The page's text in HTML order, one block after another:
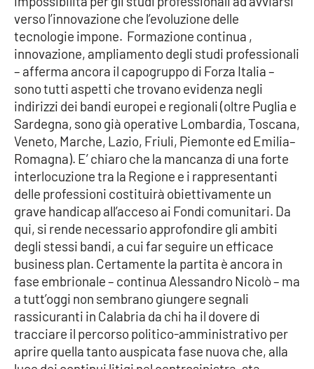
Le perfidie di Antonella Grippo
Venti di comunicazione
STREAMING
LaC TV
LaC Network
LaC OnAir
EDIZIONI
LOCALI
Catanzaro
Crotone
Vibo Valentia
verso l’innovazione che l’evoluzione delle
tecnologie impone. Formazione continua ,
innovazione, ampliamento degli studi professionali
– afferma ancora il capogruppo di Forza Italia –
sono tutti aspetti che trovano evidenza negli
indirizzi dei bandi europei e regionali (oltre Puglia e
Sardegna, sono già operative Lombardia, Toscana,
Veneto, Marche, Lazio, Friuli, Piemonte ed Emilia–
Romagna). E’ chiaro che la mancanza di una forte
interlocuzione tra la Regione e i rappresentanti
delle professioni costituirà obiettivamente un
grave handicap all’acceso ai Fondi comunitari. Da
qui, si rende necessario approfondire gli ambiti
degli stessi bandi, a cui far seguire un efficace
business plan. Certamente la partita è ancora in
fase embrionale – continua Alessandro Nicolò – ma
a tutt’oggi non sembrano giungere segnali
rassicuranti in Calabria da chi ha il dovere di
tracciare il percorso politico-amministrativo per
aprire quella tanto auspicata fase nuova che, alla